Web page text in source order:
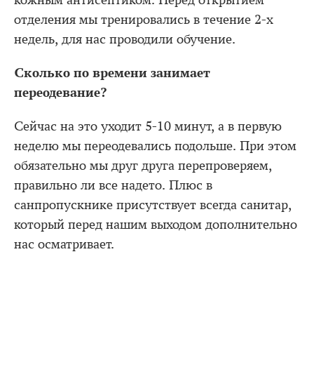
отделения мы тренировались в течение 2-х
недель, для нас проводили обучение.
Сколько по времени занимает
переодевание?
Сейчас на это уходит 5-10 минут, а в первую
неделю мы переодевались подольше. При этом
обязательно мы друг друга перепроверяем,
правильно ли все надето. Плюс в
санпропускнике присутствует всегда санитар,
который перед нашим выходом дополнительно
нас осматривает.